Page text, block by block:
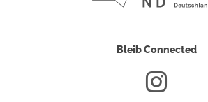
Bleib Connected